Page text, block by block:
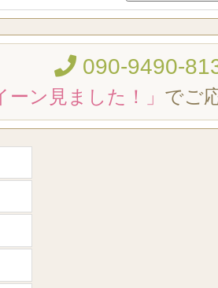
090-9490-
ーン見ました！」 でご